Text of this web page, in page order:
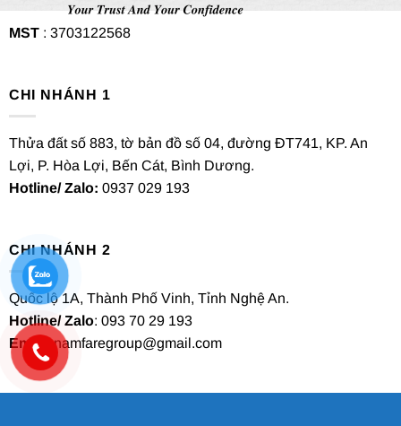
MST: 3703122568
CHI NHÁNH 1
Thửa đất số 883, tờ bản đồ số 04, đường ĐT741, KP. An
Lợi, P. Hòa Lợi, Bến Cát, Bình Dương.
Hotline/ Zalo: 0937 029 193
CHI NHÁNH 2
Quốc lộ 1A, Thành Phố Vinh, Tỉnh Nghệ An.
Hotline/ Zalo: 093 70 29 193
Email
: namfaregroup@gmail.com